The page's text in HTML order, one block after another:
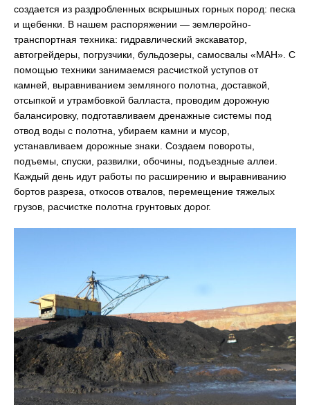
создается из раздробленных вскрышных горных пород: песка
и щебенки. В нашем распоряжении — землеройно-
транспортная техника: гидравлический экскаватор,
автогрейдеры, погрузчики, бульдозеры, самосвалы «МАН». С
помощью техники занимаемся расчисткой уступов от
камней, выравниванием земляного полотна, доставкой,
отсыпкой и утрамбовкой балласта, проводим дорожную
балансировку, подготавливаем дренажные системы под
отвод воды с полотна, убираем камни и мусор,
устанавливаем дорожные знаки. Создаем повороты,
подъемы, спуски, развилки, обочины, подъездные аллеи.
Каждый день идут работы по расширению и выравниванию
бортов разреза, откосов отвалов, перемещение тяжелых
грузов, расчистке полотна грунтовых дорог.